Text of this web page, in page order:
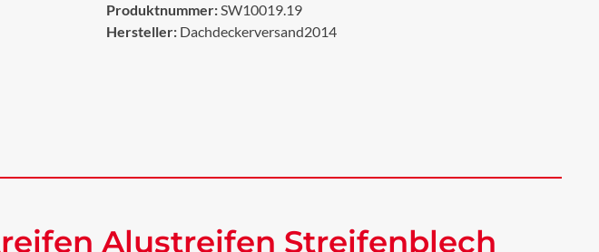
Produktnummer:SW10019.19
Hersteller: Dachdeckerversand2014
Alustreifen Streifenblech